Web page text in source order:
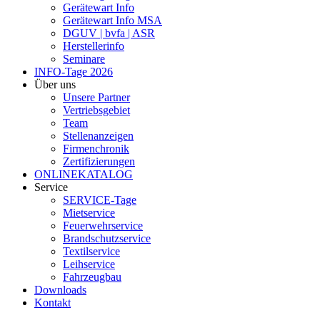
Gerätewart Info
Gerätewart Info MSA
DGUV | bvfa | ASR
Herstellerinfo
Seminare
INFO-Tage 2026
Über uns
Unsere Partner
Vertriebsgebiet
Team
Stellenanzeigen
Firmenchronik
Zertifizierungen
ONLINEKATALOG
Service
SERVICE-Tage
Mietservice
Feuerwehrservice
Brandschutzservice
Textilservice
Leihservice
Fahrzeugbau
Downloads
Kontakt